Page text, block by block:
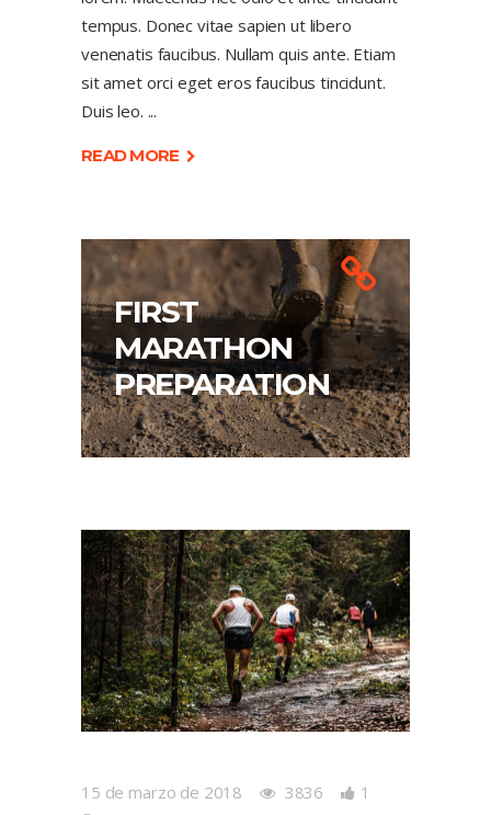
tempus. Donec vitae sapien ut libero
venenatis faucibus. Nullam quis ante. Etiam
sit amet orci eget eros faucibus tincidunt.
Duis leo.
READ MORE
FIRST
MARATHON
PREPARATION
15 de marzo de 2018 3836
1